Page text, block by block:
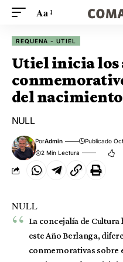
Aa
REQUENA - UTIEL
Utiel inicia los
del
NULL
PorAdmin Publicado
2 Min Lectura
NULL
La concejalía de
este Año Berlanga,
conmemorativas sobre